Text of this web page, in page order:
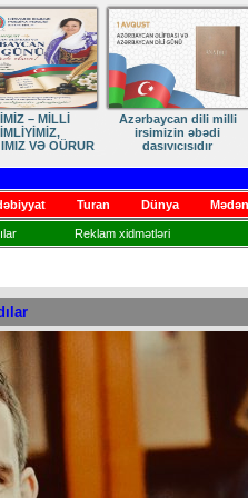
Qayıdışa –
Sonu Yaxındır
ANA DİLİMİZ – MİLLİ
KİMLİYİMİZDİR
Turan Dünya
Reklam xidmətləri